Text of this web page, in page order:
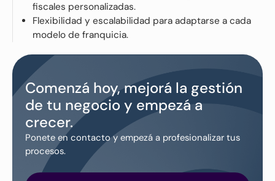
fiscales personalizadas.
Flexibilidad y escalabilidad para adaptarse a cada
modelo de franquicia.
Comenzá hoy, mejorá la gestión
de tu negocio y empezá a
crecer.
Ponete en contacto y empezá a profesionalizar tus
procesos.